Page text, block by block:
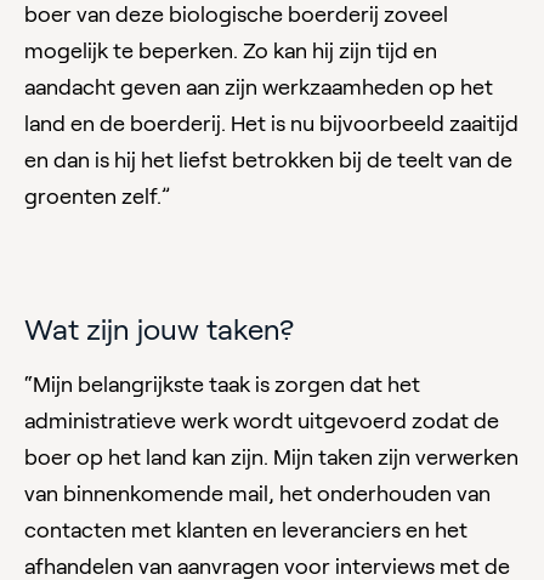
boer van deze biologische boerderij zoveel
mogelijk te beperken. Zo kan hij zijn tijd en
aandacht geven aan zijn werkzaamheden op het
land en de boerderij. Het is nu bijvoorbeeld zaaitijd
en dan is hij het liefst betrokken bij de teelt van de
groenten zelf.”
Wat zijn jouw taken?
“Mijn belangrijkste taak is zorgen dat het
administratieve werk wordt uitgevoerd zodat de
boer op het land kan zijn. Mijn taken zijn verwerken
van binnenkomende mail, het onderhouden van
contacten met klanten en leveranciers en het
afhandelen van aanvragen voor interviews met de